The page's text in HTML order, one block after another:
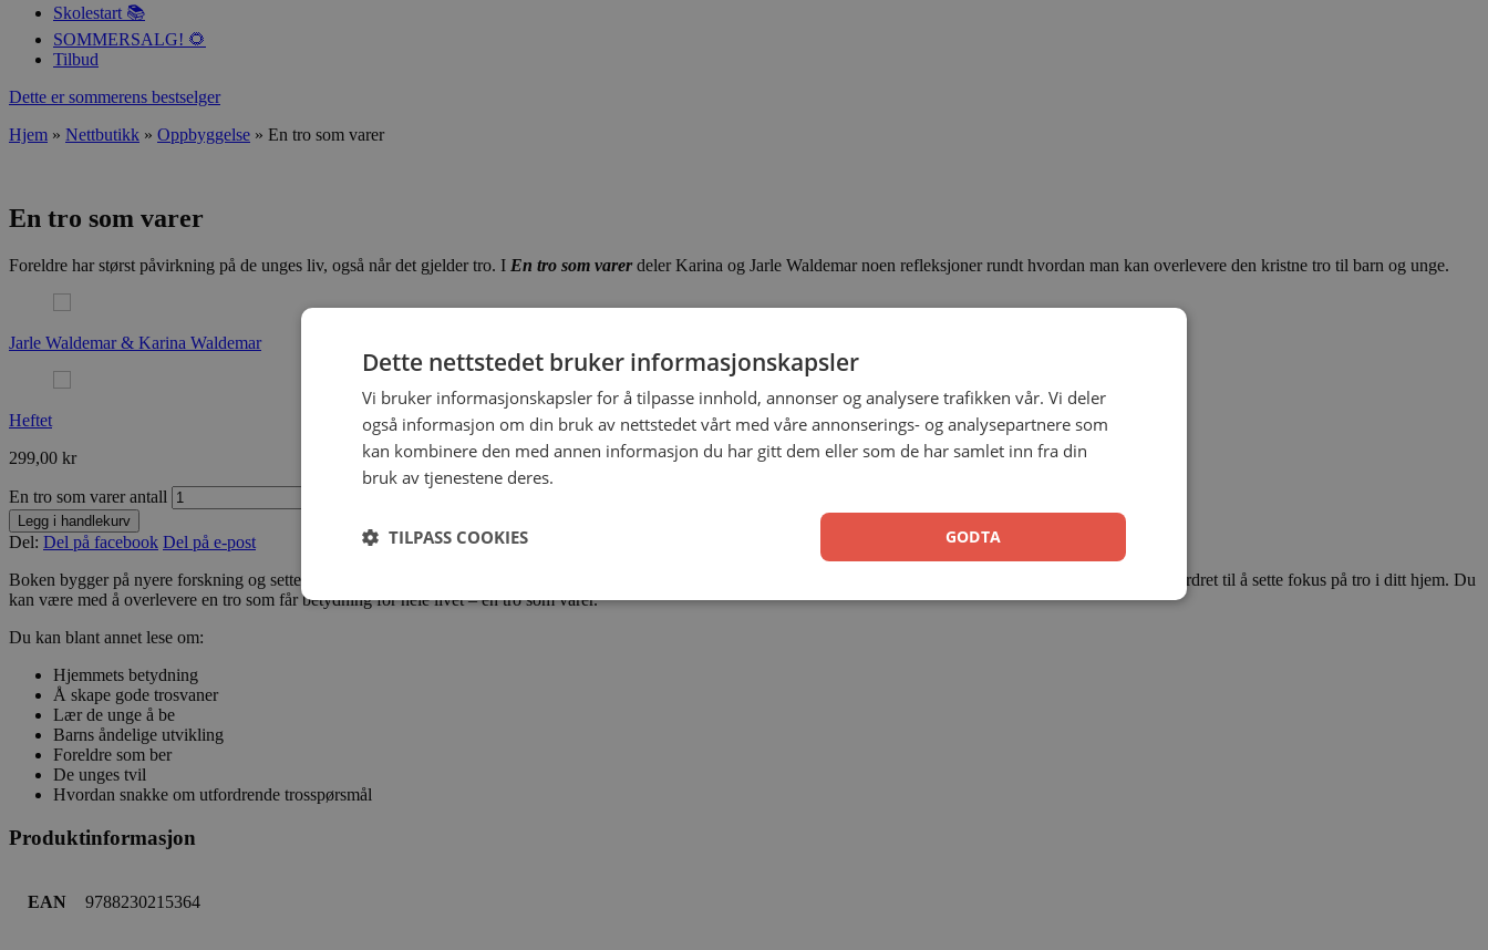
Skolestart 📚
SOMMERSALG! 🌻
Tilbud
Dette er sommerens bestselger
Hjem » Nettbutikk » Oppbyggelse » En tro som varer
En tro som varer
Foreldre har størst påvirkning på de unges liv, også når det gjelder tro. I En tro som varerdeler Karina og Jarle Waldemar noen refleksjoner rundt hvordan man kan overlevere den kristne tro til barn og unge.
Jarle Waldemar & Karina Waldemar
Heftet
299,00 kr
En tro som varer antall
Legg i handlekurv
Del: Del på facebook Del på e-post
Boken bygger på nyere forskning og setter fokus på den kristne foreldrerollen. Boken er like relevant for småbarnsforeldre som for tenåringsforeldre. Bli inspirert og utfordret til å sette fokus på tro i ditt hjem. Du
kan være med å overlevere en tro som får betydning for hele livet – en tro som varer.
Du kan blant annet lese om:
Hjemmets betydning
Å skape gode trosvaner
Lær de unge å be
Barns åndelige utvikling
Foreldre som ber
De unges tvil
Hvordan snakke om utfordrende trosspørsmål
Produktinformasjon
EAN 9788230215364
Dette nettstedet bruker informasjonskapsler
Vi bruker informasjonskapsler for å tilpasse innhold, annonser og analysere trafikken vår. Vi deler
også informasjon om din bruk av nettstedet vårt med våre annonserings- og analysepartnere som
kan kombinere den med annen informasjon du har gitt dem eller som de har samlet inn fra din
bruk av tjenestene deres.
GODTA
TILPASS COOKIES